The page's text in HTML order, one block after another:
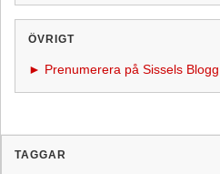
ÖVRIGT
► Prenumerera på Sissels Blogg
TAGGAR